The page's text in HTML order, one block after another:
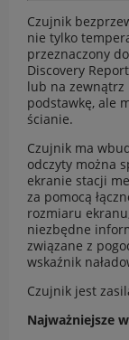
Czujnik
nie tylko
przeznaczony
Discovery
lub na zewnątrz
podstawkę, ale
ścianie.
Czujnik ma
odczyty można
ekranie stacji
za pomocą
rozmiaru
niezbędne
związane z
wskaźnik
Czujnik jest
Najważniejsze